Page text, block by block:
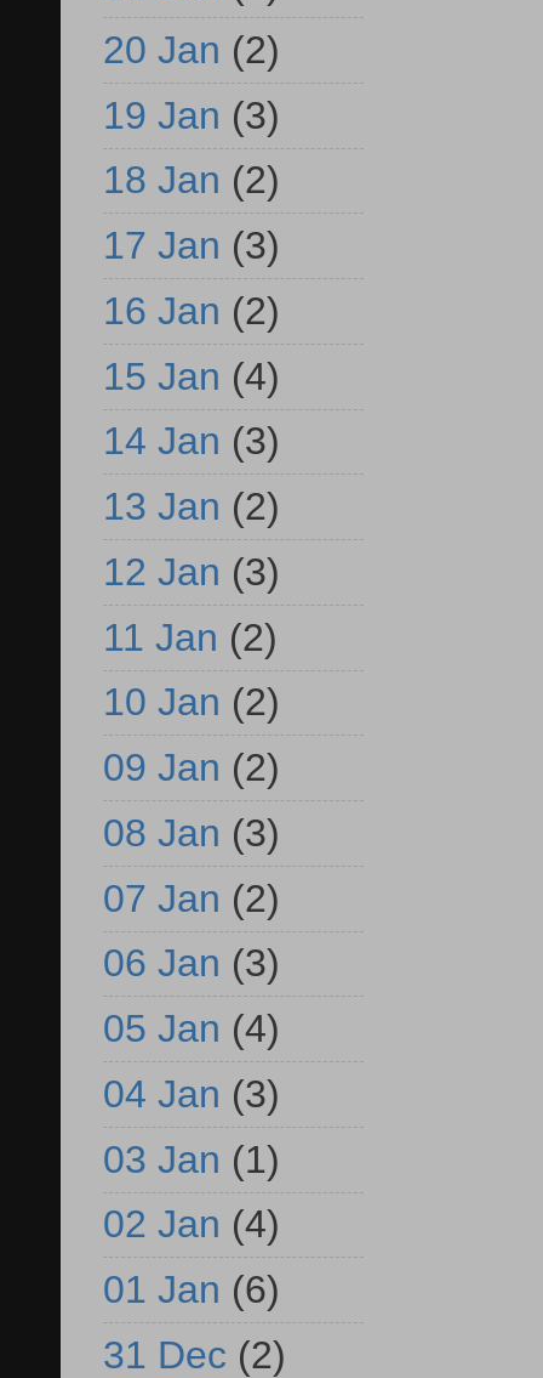
20 Jan (2)
19 Jan (3)
18 Jan (2)
17 Jan (3)
16 Jan (2)
15 Jan (4)
14 Jan (3)
13 Jan (2)
12 Jan (3)
11 Jan (2)
10 Jan (2)
09 Jan (2)
08 Jan (3)
07 Jan (2)
06 Jan (3)
05 Jan (4)
04 Jan (3)
03 Jan (1)
02 Jan (4)
01 Jan (6)
31 Dec (2)